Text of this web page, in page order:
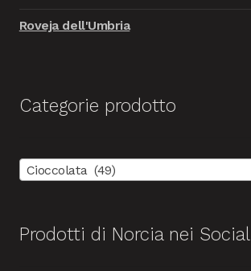
Roveja dell'Umbria
Categorie prodotto
Cioccolata (49)
Prodotti di Norcia nei Social